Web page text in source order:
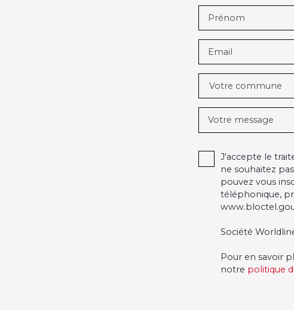
Prénom
Email
Votre commune
Votre message
J'accepte le
ne souhaitez
pouvez vous
téléphonique,
Société
Pour en savoir
notre politique